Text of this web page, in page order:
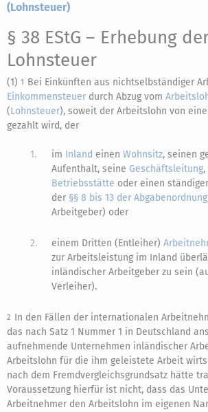
(Lohnsteuer)
§ 38 EStG – Erhebung
Lohnsteuer
(1) 1 Bei Einkünften aus nichtselbständiger
Einkommensteuer durch Abzug vom
(Lohnsteuer), soweit der Arbeitslohn von
gezahlt wird, der
1. im Inland einenWohnsitz, seinen
Aufenthalt, seineGeschäftsleitung
Betriebsstätte oder einen
der §§ 8 bis 13 der Abgabenordnung
Arbeitgeber) oder
2. einem Dritten (Entleiher)
zur Arbeitsleistung im Inland
inländischer Arbeitgeber zu sein
Verleiher).
2 In den Fällen der internationalen
das nach Satz 1 Nummer 1 in Deutschland
aufnehmende Unternehmen inländischer
Arbeitslohn für die ihm geleistete Arbeit
nach dem Fremdvergleichsgrundsatz hätte
Voraussetzung hierfür ist nicht, dass das
Arbeitnehmer den Arbeitslohn im eigenen